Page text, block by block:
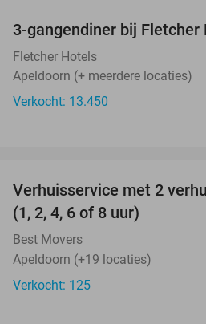
3-gangendiner bij Fletcher
Fletcher Hotels
Apeldoorn (+ meerdere locaties)
Verkocht: 13.450
Verhuisservice met 2
(1, 2, 4, 6 of 8 uur)
Best Movers
Apeldoorn (+19 locaties)
Verkocht: 125